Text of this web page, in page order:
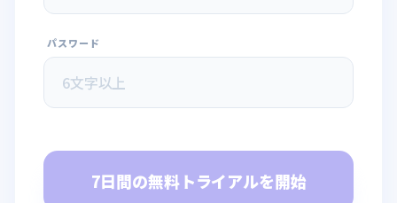
パスワード
7日間の無料トライアルを開始